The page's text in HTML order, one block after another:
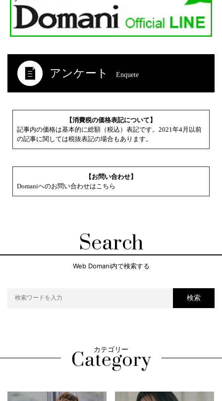
アンケート Enquete
【消費税の価格表記について】
記事内の価格は基本的に総額（税込）表記です。2021年4月以前
の記事に関しては税抜表記の場合もあります。
【お問い合わせ】
Domaniへのお問い合わせはこちら
Search
Web Domani内で検索する
検索
カテゴリー